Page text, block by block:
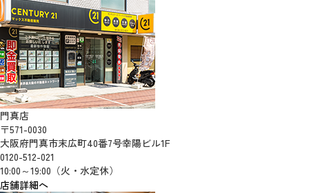
門真店
〒571-0030
大阪府門真市末広町40番7号幸陽ビル1F
0120-512-021
10:00～19:00（火・水定休）
店舗詳細へ